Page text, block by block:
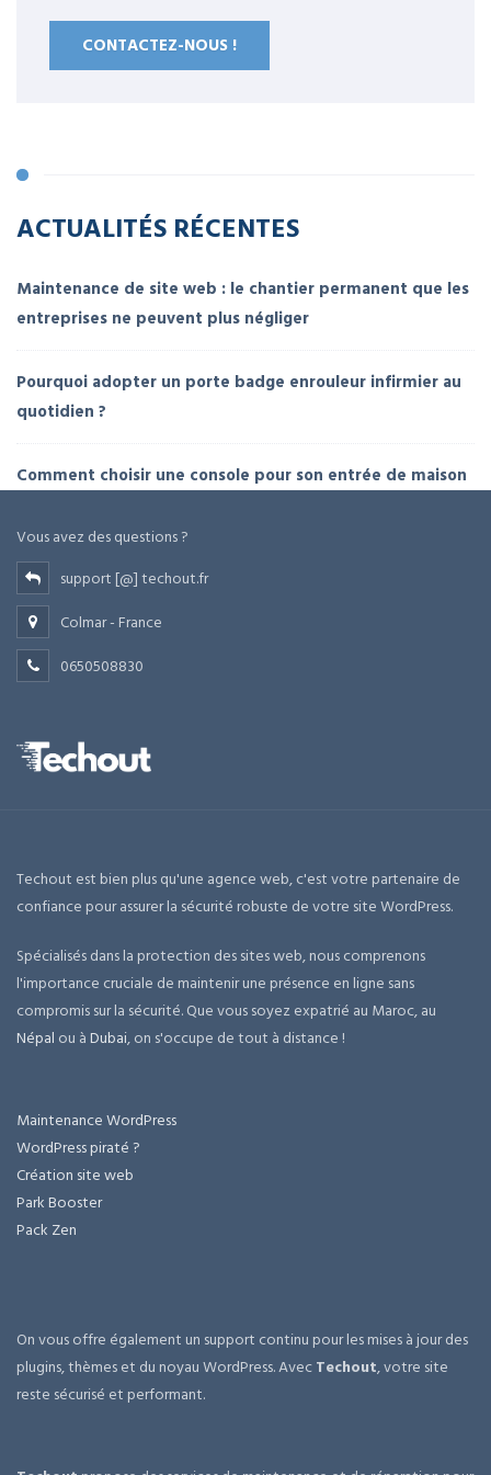
CONTACTEZ-NOUS !
ACTUALITÉS RÉCENTES
Maintenance de site web : le chantier permanent que les
entreprises ne peuvent plus négliger
Pourquoi adopter un porte badge enrouleur infirmier au
quotidien ?
Comment choisir une console pour son entrée de maison
Vous avez des questions ?
support [@] techout.fr
Colmar - France
0650508830
Techout est bien plus qu'une agence web, c'est votre partenaire de
confiance pour assurer la sécurité robuste de votre site WordPress.
Spécialisés dans la protection des sites web, nous comprenons
l'importance cruciale de maintenir une présence en ligne sans
compromis sur la sécurité. Que vous soyez expatrié au Maroc, au
Népal ou àDubai, on s'occupe de tout à distance !
Maintenance WordPress
WordPress piraté ?
Création site web
Park Booster
Pack Zen
On vous offre également un support continu pour les mises à jour des
plugins, thèmes et du noyau WordPress. AvecTechout, votre site
reste sécurisé et performant.